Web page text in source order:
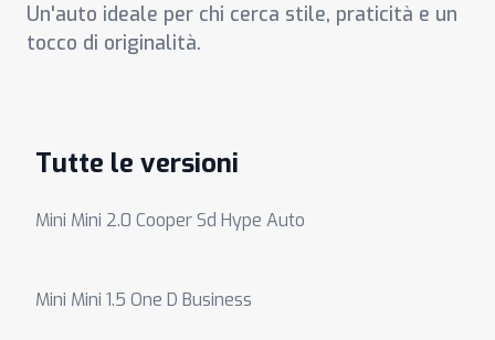
Un'auto ideale per chi cerca stile, praticità e un
tocco di originalità.
Tutte le versioni
Mini Mini 2.0 Cooper Sd Hype Auto
Mini Mini 1.5 One D Business